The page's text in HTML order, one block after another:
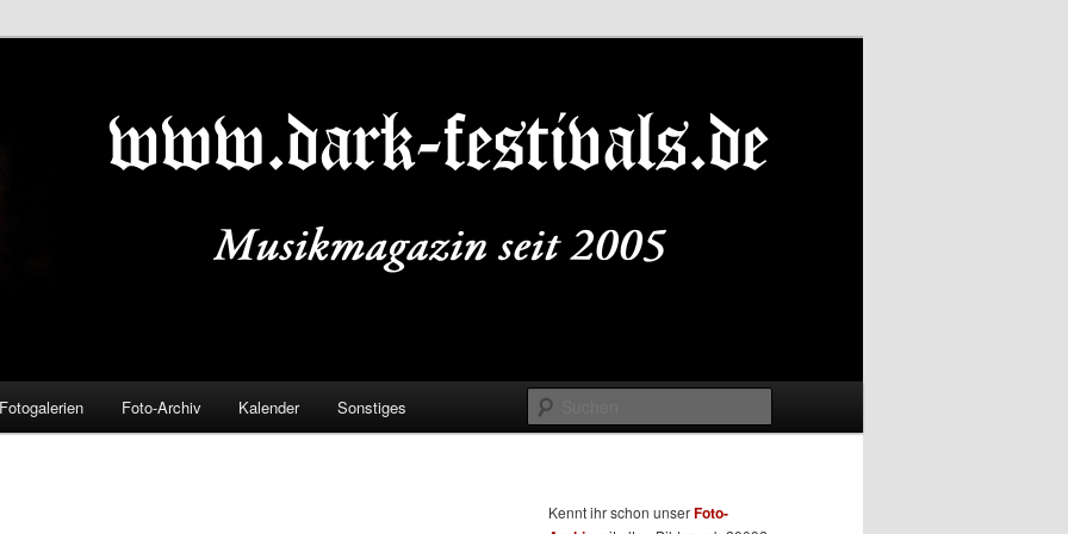
Fotogalerien Foto-Archiv Kalender Sonstiges
Kennt ihr schon unserFoto-